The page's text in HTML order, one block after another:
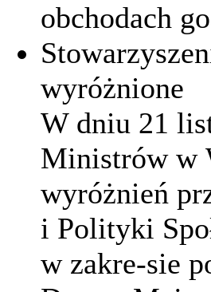
obchodach
wyróżnione
W dniu 21
Ministrów w
wyróżnień
i Polityki
w zakre-sie